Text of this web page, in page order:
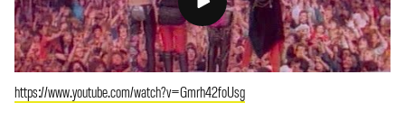
https://www.youtube.com/watch?v=Gmrh42foUsg